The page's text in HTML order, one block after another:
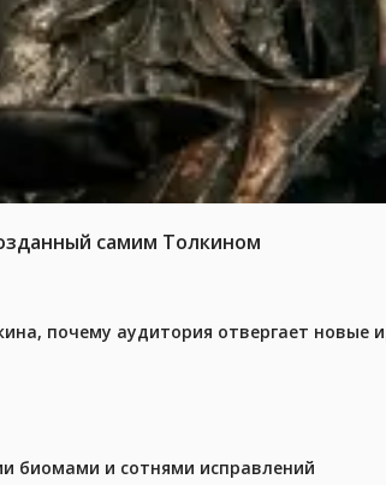
самим Толкином
почему аудитория отвергает новые
биомами и сотнями исправлений